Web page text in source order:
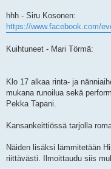
hhh - Siru Kosonen:
https://www.facebook.com/
Kuihtuneet - Mari Törmä:
Klo 17 alkaa rinta- ja
mukana runoilua sekä
Pekka Tapani.
Kansankeittiössä tarjolla
Näiden lisäksi lämmitetään
riittävästi. Ilmoittaudu siis